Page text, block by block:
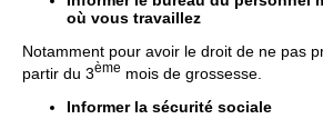
où vous travaillez
Notamment pour avoir le droit de ne pas
partir du 3ème mois de grossesse.
Informer la sécurité sociale